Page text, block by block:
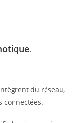
du réseau,
connectées.